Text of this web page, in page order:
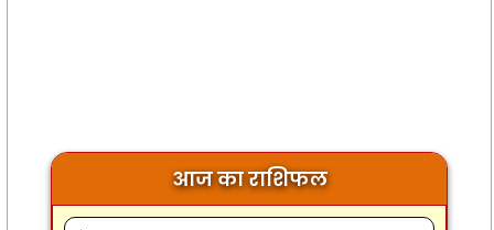
आज का राशिफल